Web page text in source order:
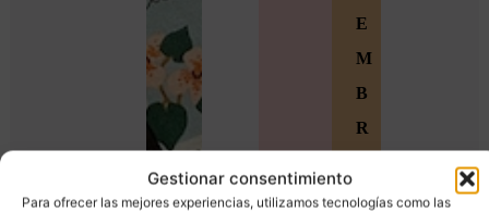
Gestionar consentimiento
Para ofrecer las mejores experiencias, utilizamos tecnologías como las
E
M
B
R
S